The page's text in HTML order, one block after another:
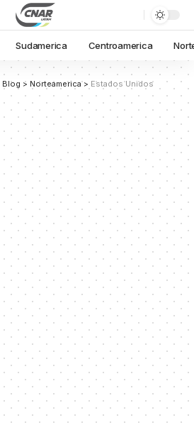
Sudamerica Centroamerica
Blog > Norteamerica> Estados Unidos